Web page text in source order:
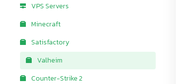
VPS Servers
Minecraft
Satisfactory
Valheim
Counter-Strike 2